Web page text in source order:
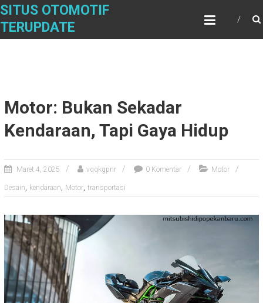
Skip
content
SITUS OTOMOTIF
TERUPDATE
Motor: Bukan Sekadar
Kendaraan, Tapi Gaya Hidup
Maret 4, 2025 vqqkgpnr 0 Komentar Motor
Desain, kendaraan, Motor, transportasi